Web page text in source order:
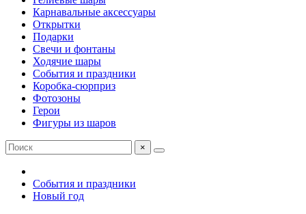
Карнавальные аксессуары
Открытки
Подарки
Свечи и фонтаны
Ходячие шары
События и праздники
Коробка-сюрприз
Фотозоны
Герои
Фигуры из шаров
×
События и праздники
Новый год